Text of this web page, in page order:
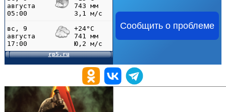
Сообщить о проблеме